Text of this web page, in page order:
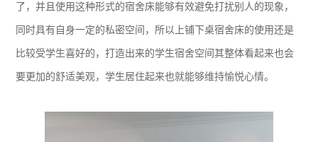
了，并且使用这种形式的宿舍床能够有效避免打扰别人的现象，
同时具有自身一定的私密空间，所以上铺下桌宿舍床的使用还是
比较受学生喜好的，打造出来的学生宿舍空间其整体看起来也会
要更加的舒适美观，学生居住起来也就能够维持愉悦心情。